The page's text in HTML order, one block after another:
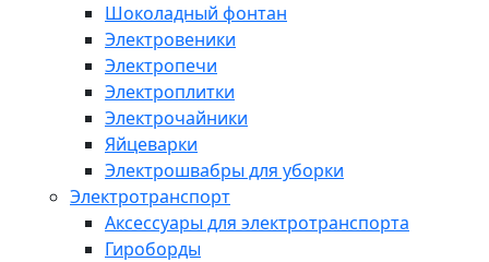
Шоколадный фонтан
Электровеники
Электропечи
Электроплитки
Электрочайники
Яйцеварки
Электрошвабры для уборки
Электротранспорт
Аксессуары для электротранспорта
Гироборды